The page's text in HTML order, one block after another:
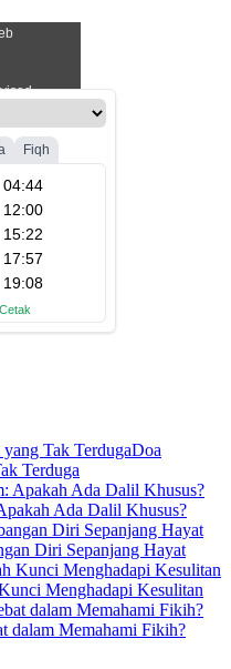
Doa
Terduga
Ada Dalil Khusus?
Diri Sepanjang Hayat
Menghadapi Kesulitan
dalam Memahami Fikih?